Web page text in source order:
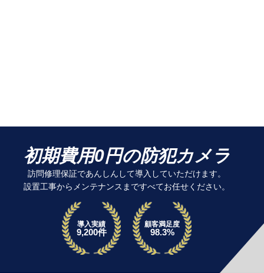
初期費用0円の防犯カメラ
訪問修理保証であんしんして導入していただけます。
設置工事からメンテナンスまですべてお任せください。
導入実績
9,200件
顧客満足度
98.3%